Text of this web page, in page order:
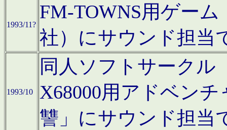
1993/11?
FM-TOWNS用ゲー
社）にサウンド担当
1993/10
同人ソフトサークル
X68000用アドベン
讐」にサウンド担当